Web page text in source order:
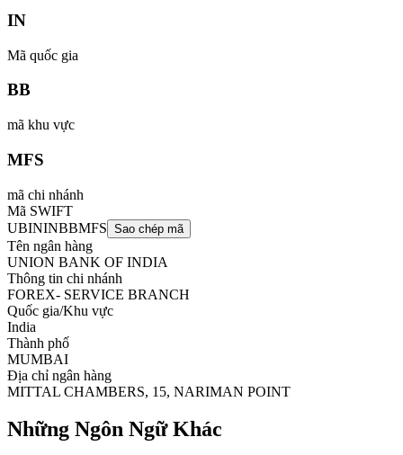
IN
Mã quốc gia
BB
mã khu vực
MFS
mã chi nhánh
Mã SWIFT
UBININBBMFS Sao chép mã
Tên ngân hàng
UNION BANK OF INDIA
Thông tin chi nhánh
FOREX- SERVICE BRANCH
Quốc gia/Khu vực
India
Thành phố
MUMBAI
Địa chỉ ngân hàng
MITTAL CHAMBERS, 15, NARIMAN POINT
Những Ngôn Ngữ Khác